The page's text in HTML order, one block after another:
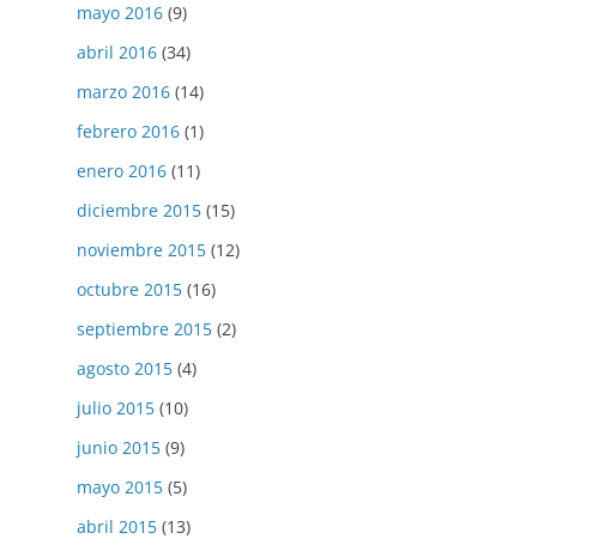
mayo 2016 (9)
abril 2016 (34)
marzo 2016 (14)
febrero 2016 (1)
enero 2016 (11)
diciembre 2015 (15)
noviembre 2015 (12)
octubre 2015 (16)
septiembre 2015 (2)
agosto 2015 (4)
julio 2015 (10)
junio 2015 (9)
mayo 2015 (5)
abril 2015 (13)